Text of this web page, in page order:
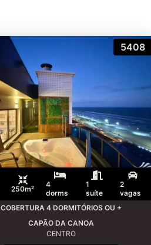
5408
250m²
4
dorms
1
suíte
2
vagas
COBERTURA 4 DORMITÓRIOS OU +
CAPÃO DA CANOA
CENTRO